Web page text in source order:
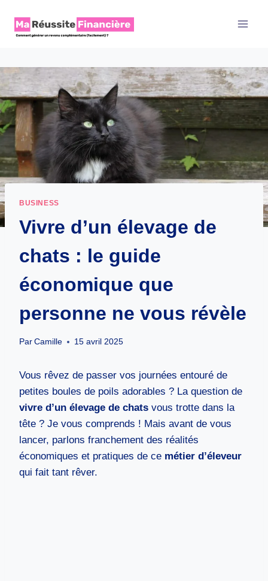
contenu
BUSINESS
Vivre d’un élevage de
chats : le guide
économique que
personne ne vous révèle
Par Camille 15 avril 2025
Vous rêvez de passer vos journées entouré de
petites boules de poils adorables ? La question de
vivre d’un élevage de chats vous trotte dans la
tête ? Je vous comprends ! Mais avant de vous
lancer, parlons franchement des réalités
économiques et pratiques de ce métier d’éleveur
qui fait tant rêver.